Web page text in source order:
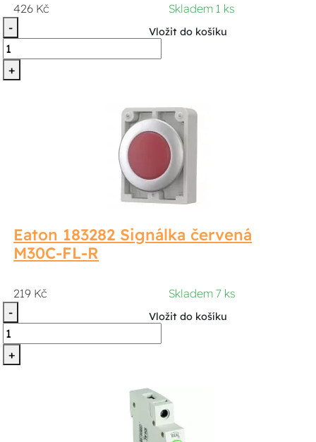
426 Kč
Skladem 1 ks
-
+
Vložit do košíku
Eaton 183282 Signálka červená
M30C-FL-R
219 Kč
Skladem 7 ks
-
+
Vložit do košíku